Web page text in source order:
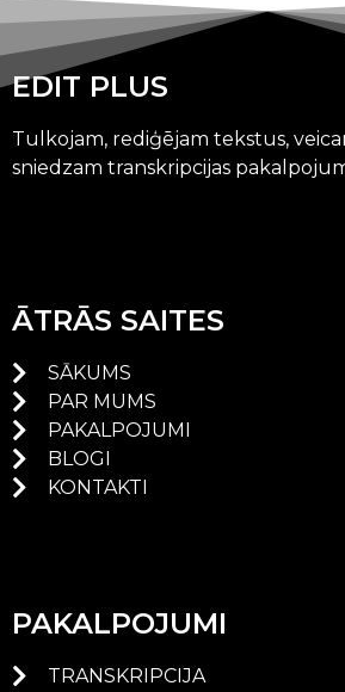
EDIT PLUS
Tulkojam, rediģējam tekstus,
sniedzam transkripcijas
ĀTRĀS SAITES
SĀKUMS
PAR MUMS
PAKALPOJUMI
BLOGI
KONTAKTI
PAKALPOJUMI
TRANSKRIPCIJA